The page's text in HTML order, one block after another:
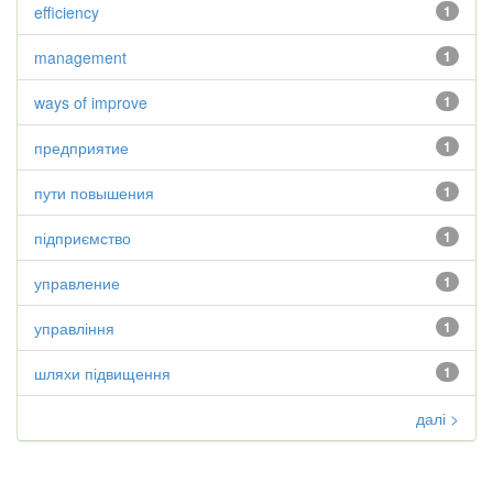
1
efficiency
1
management
1
ways of improve
1
предприятие
1
пути повышения
1
підприємство
1
управление
1
управління
1
шляхи підвищення
далі >